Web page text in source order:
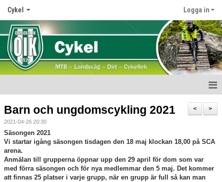
Cykel Logga in
Nyheter
Medlemskap
Verksamhet
>
<
Barn och ungdomscykling 2021
2021-04-26 20:30
Säsongen 2021
Vi startar igång säsongen tisdagen den 18 maj klockan 18,00 på SCA
arena.
Anmälan till grupperna öppnar upp den 29 april för dom som var
med förra säsongen och för nya medlemmar den 5 maj. Det kommer
att finnas 25 platser i varje grupp, när en grupp är full så kan man